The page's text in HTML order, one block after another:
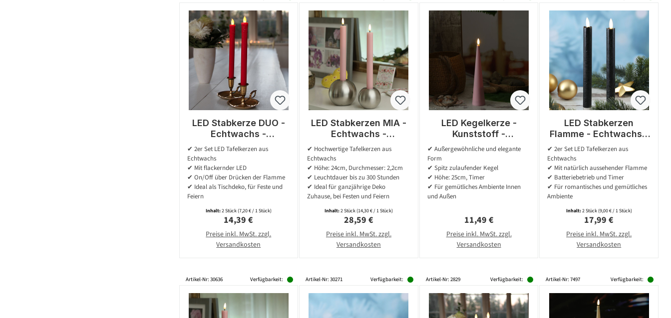
LED Stabkerze DUO -
Echtwachs -
flackernde warmweiße
LED - H: 25cm - rot -
2er Set
✔ 2er Set LED Tafelkerzen aus
Echtwachs
✔ Mit flackernder LED
✔ On/Off über Drücken der Flamme
✔ Ideal als Tischdeko, für Feste und
Feiern
Inhalt:2 Stück(7,20 € / 1 Stück)
Regulärer Preis:
14,39 €
Preise inkl. MwSt. zzgl.
Versandkosten
LED Stabkerzen MIA -
Echtwachs -
realistische 3D
Flamme - H:24cm -
Batteriebetrieb - rosa -
2 Stk
✔ Hochwertige Tafelkerzen aus
Echtwachs
✔ Höhe: 24cm, Durchmesser: 2,2cm
✔ Leuchtdauer bis zu 300 Stunden
✔ Ideal für ganzjährige Deko
Zuhause, bei Festen und Feiern
Inhalt:2 Stück(14,30 € / 1 Stück)
Regulärer Preis:
28,59 €
Preise inkl. MwSt. zzgl.
Versandkosten
LED Kegelkerze -
Kunststoff -
realistische 3D
Flamme - H: 25cm -
Timer - für Außen -
rosa
✔ Außergewöhnliche und elegante
Form
✔ Spitz zulaufender Kegel
✔ Höhe: 25cm, Timer
✔ Für gemütliches Ambiente Innen
und Außen
Regulärer Preis:
11,49 €
Preise inkl. MwSt. zzgl.
Versandkosten
LED Stabkerzen
Flamme - Echtwachs -
flackernde warmweiße
LED - H: 25cm - Timer -
schwarz - 2er Set
✔ 2er Set LED Tafelkerzen aus
Echtwachs
✔ Mit natürlich aussehender Flamme
✔ Batteriebetrieb und Timer
✔ Für romantisches und gemütliches
Ambiente
Inhalt:2 Stück(9,00 € / 1 Stück)
Regulärer Preis:
17,99 €
Preise inkl. MwSt. zzgl.
Versandkosten
Artikel-Nr: 30636 Verfügbarkeit: Artikel-Nr: 30271 Verfügbarkeit: Artikel-Nr: 2829 Verfügbarkeit: Artikel-Nr: 7497 Verfügbarkeit: